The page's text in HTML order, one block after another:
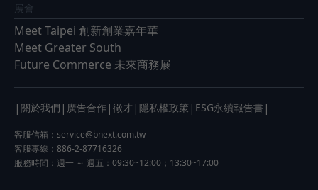
展會
Meet Taipei 創新創業嘉年華
Meet Greater South
Future Commerce 未來商務展
| 關於我們 | 廣告合作 | 徵才 | 隱私權政策 | ESG永續報告書 |
客服信箱： service@bnext.com.tw
客服專線：886-2-87716326
服務時間：週一 ～ 週五：09:30~12:00；13:30~17:00